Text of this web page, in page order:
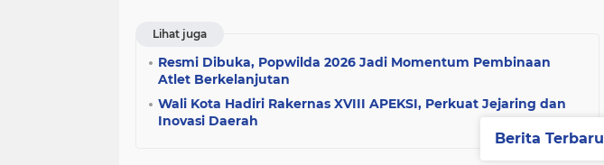
Lihat juga
Resmi Dibuka, Popwilda 2026 Jadi Momentum Pembinaan
Atlet Berkelanjutan
Wali Kota Hadiri Rakernas XVIII APEKSI, Perkuat Jejaring dan
Inovasi Daerah
Berita Terbaru